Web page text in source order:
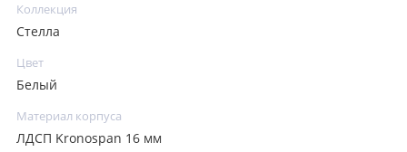
Коллекция
Стелла
Цвет
Белый
Материал корпуса
ЛДСП Kronospan 16 мм